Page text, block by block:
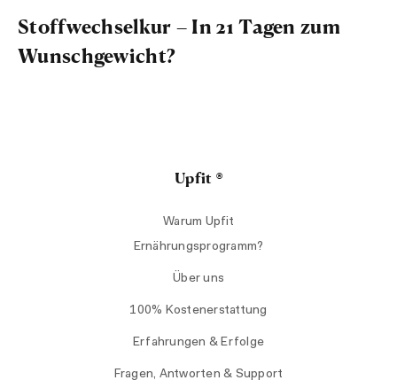
Stoffwechselkur – In 21 Tagen zum
Wunschgewicht?
Upfit ®
Warum Upfit
Ernährungsprogramm?
Über uns
100% Kostenerstattung
Erfahrungen & Erfolge
Fragen, Antworten & Support